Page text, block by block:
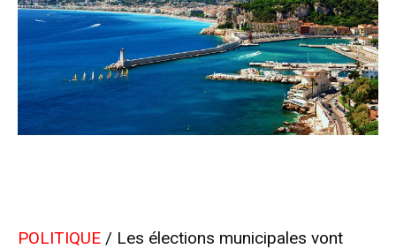
POLITIQUE / Les élections municipales vont